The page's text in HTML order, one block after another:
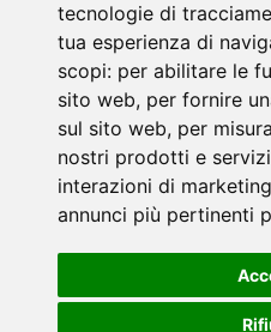
tecnologie di
tua esperienza di
scopi: per abilitare le
sito web, per fornire
sul sito web, per
nostri prodotti e
interazioni di marketing
annunci più pertinenti